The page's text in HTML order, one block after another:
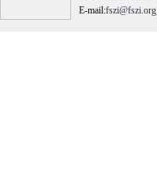
E-mail:fszi@fszi.org